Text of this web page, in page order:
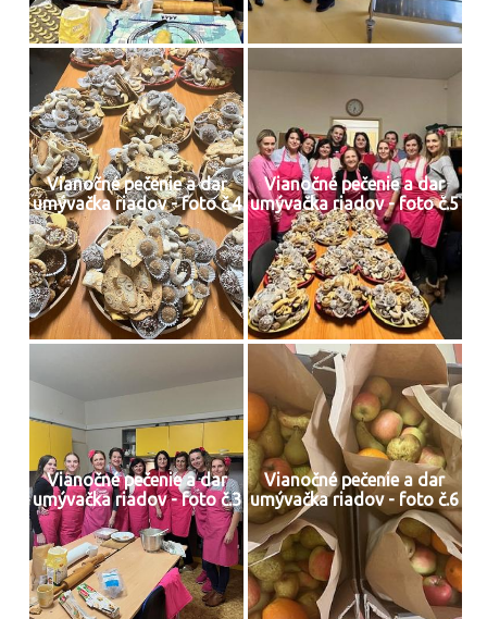
Vianočné pečenie a dar
umývačka riadov - foto č.4
Vianočné pečenie a dar
umývačka riadov - foto č.5
Vianočné pečenie a dar
umývačka riadov - foto č.3
Vianočné pečenie a dar
umývačka riadov - foto č.6